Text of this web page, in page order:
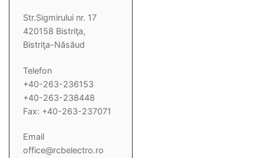
Str.Sigmirului nr. 17
420158 Bistriţa,
Bistriţa-Năsăud
Telefon
+40-263-236153
+40-263-238448
Fax: +40-263-237071
Email
office@rcbelectro.ro